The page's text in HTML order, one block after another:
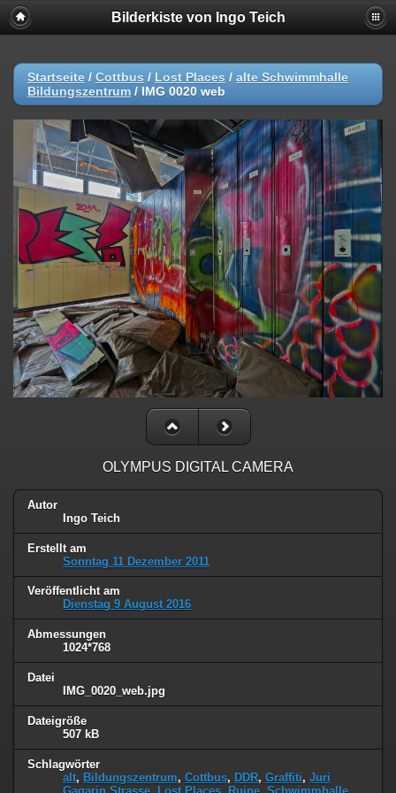
Bilderkiste von Ingo Teich
Startseite / Cottbus / Lost Places / alte Schwimmhalle
Bildungszentrum / IMG 0020 web
OLYMPUS DIGITAL CAMERA
Autor
Ingo Teich
Erstellt am
Sonntag 11 Dezember 2011
Veröffentlicht am
Dienstag 9 August 2016
Abmessungen
1024*768
Datei
IMG_0020_web.jpg
Dateigröße
507 kB
Schlagwörter
alt, Bildungszentrum, Cottbus, DDR, Graffiti, Juri